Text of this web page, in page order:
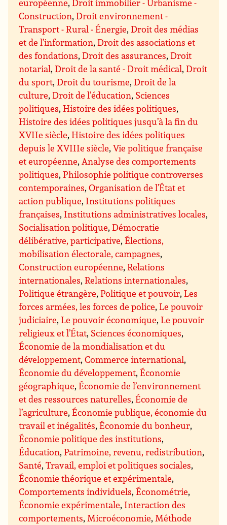
Construction,Droit environnement -
Transport - Rural - Énergie,Droit des médias
et de l’information,Droit des associations et
des fondations,Droit des assurances,Droit
notarial,Droit de la santé - Droit médical,Droit
du sport,Droit du tourisme,Droit de la
culture,Droit de l’éducation, Sciences
politiques,Histoire des idées politiques,
Histoire des idées politiques jusqu’à la fin du
XVIIe siècle,Histoire des idées politiques
depuis le XVIIIe siècle,Vie politique française
et européenne, Analyse des comportements
politiques,Philosophie politique controverses
contemporaines,Organisation de l’État et
action publique, Institutions politiques
françaises, Institutions administratives locales,
Socialisation politique,Démocratie
délibérative, participative,Élections,
mobilisation électorale, campagnes,
Construction européenne,Relations
internationales,Relations internationales,
Politique étrangère,Politique et pouvoir,Les
forces armées, les forces de police,Le pouvoir
judiciaire,Le pouvoir économique,Le pouvoir
religieux et l’État, Sciences économiques,
Économie de la mondialisation et du
développement,Commerce international,
Économie du développement,Économie
géographique,Économie de l’environnement
et des ressources naturelles,Économie de
l’agriculture,Économie publique, économie du
travail et inégalités,Économie du bonheur,
Économie politique des institutions,
Éducation,Patrimoine, revenu, redistribution,
Santé,Travail, emploi et politiques sociales,
Économie théorique et expérimentale,
Comportements individuels,Économétrie,
Économie expérimentale, Interaction des
comportements, Microéconomie, Méthode